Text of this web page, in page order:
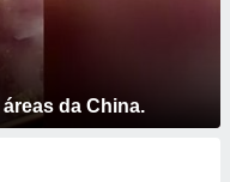
da China.